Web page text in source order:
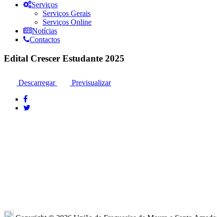
Serviços
Serviços Gerais
Serviços Online
Notícias
Contactos
Edital Crescer Estudante 2025
Descarregar Previsualizar